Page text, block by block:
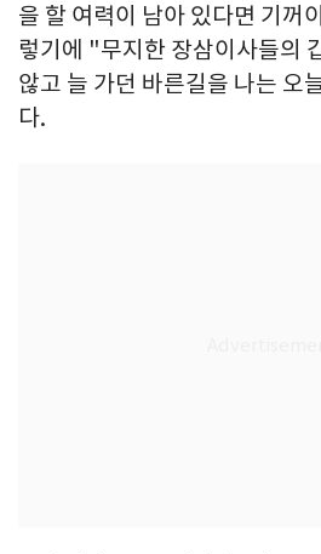
을 할 여력이 남아 있다면 기꺼
렇기에 "무지한 장삼이사들의
않고 늘 가던 바른길을 나는 오
다.